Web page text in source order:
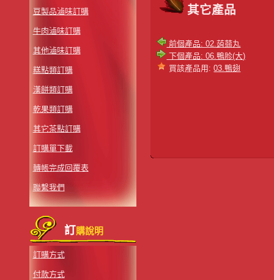
豆製品滷味訂購
牛肉滷味訂購
其他滷味訂購
糕點類訂購
漢餅類訂購
乾果類訂購
其它茶點訂購
訂購單下載
轉帳完成回覆表
聯繫我們
訂購說明
訂購方式
付款方式
其它產品
前個產品: 02.蒟蒻丸
下個產品: 06.鴨胗(大)
買該產品用:03.鴨翅